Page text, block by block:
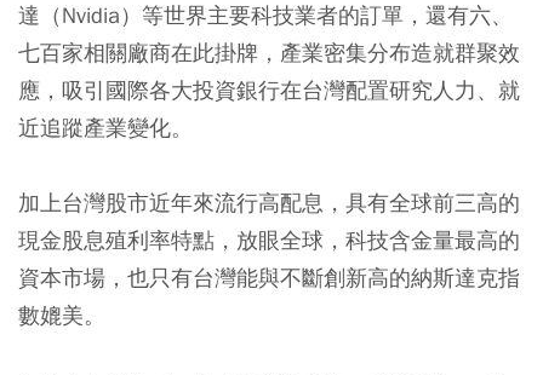
達（Nvidia）等世界主要科技業者的訂單，還有六、
七百家相關廠商在此掛牌，產業密集分布造就群聚效
應，吸引國際各大投資銀行在台灣配置研究人力、就
近追蹤產業變化。
加上台灣股市近年來流行高配息，具有全球前三高的
現金股息殖利率特點，放眼全球，科技含金量最高的
資本市場，也只有台灣能與不斷創新高的納斯達克指
數媲美。